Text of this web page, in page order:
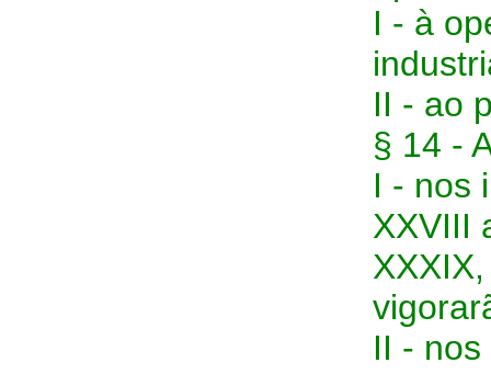
I - à
II - ao
§ 14 -
I - nos
XXVIII
II -